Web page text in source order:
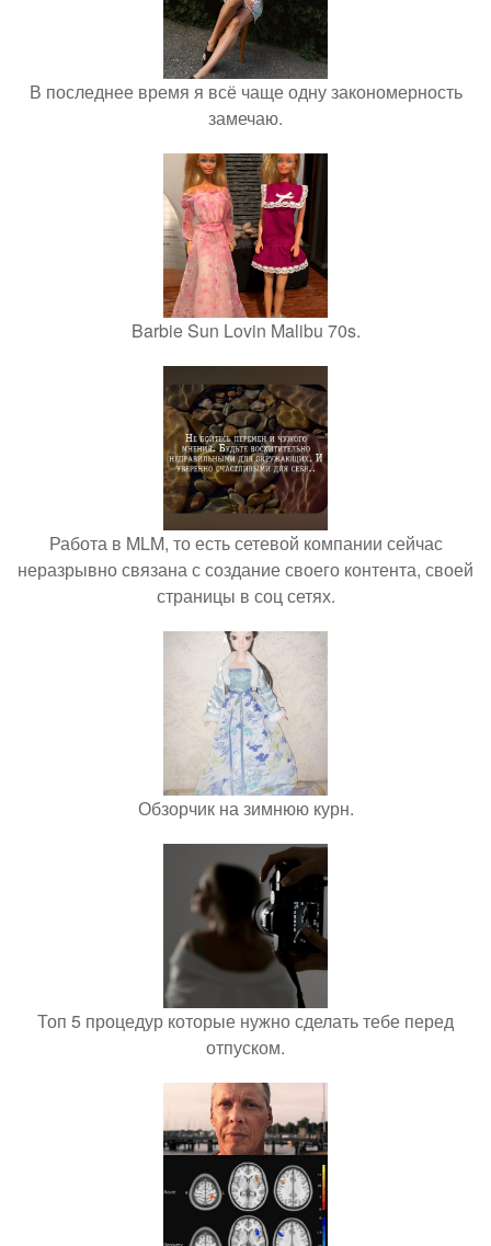
В последнее время я всё чаще одну закономерность
замечаю.
Barbie Sun Lovin Malibu 70s.
Работа в MLM, то есть сетевой компании сейчас
неразрывно связана с создание своего контента, своей
страницы в соц сетях.
Обзорчик на зимнюю курн.
Топ 5 процедур которые нужно сделать тебе перед
отпуском.